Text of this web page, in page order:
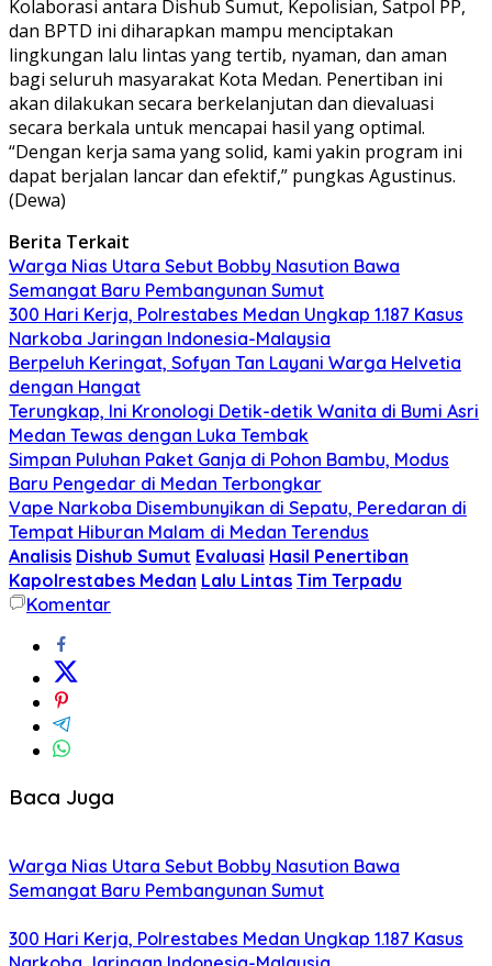
Kolaborasi antara Dishub Sumut, Kepolisian, Satpol PP,
dan BPTD ini diharapkan mampu menciptakan
lingkungan lalu lintas yang tertib, nyaman, dan aman
bagi seluruh masyarakat Kota Medan. Penertiban ini
akan dilakukan secara berkelanjutan dan dievaluasi
secara berkala untuk mencapai hasil yang optimal.
“Dengan kerja sama yang solid, kami yakin program ini
dapat berjalan lancar dan efektif,” pungkas Agustinus.
(Dewa)
Berita Terkait
Warga Nias Utara Sebut Bobby Nasution Bawa
Semangat Baru Pembangunan Sumut
300 Hari Kerja, Polrestabes Medan Ungkap 1.187 Kasus
Narkoba Jaringan Indonesia-Malaysia
Berpeluh Keringat, Sofyan Tan Layani Warga Helvetia
dengan Hangat
Terungkap, Ini Kronologi Detik-detik Wanita di Bumi Asri
Medan Tewas dengan Luka Tembak
Simpan Puluhan Paket Ganja di Pohon Bambu, Modus
Baru Pengedar di Medan Terbongkar
Vape Narkoba Disembunyikan di Sepatu, Peredaran di
Tempat Hiburan Malam di Medan Terendus
Analisis Dishub Sumut Evaluasi Hasil Penertiban
Kapolrestabes Medan Lalu Lintas Tim Terpadu
Komentar
Baca Juga
Warga Nias Utara Sebut Bobby Nasution Bawa
Semangat Baru Pembangunan Sumut
300 Hari Kerja, Polrestabes Medan Ungkap 1.187 Kasus